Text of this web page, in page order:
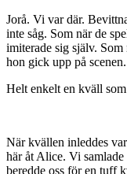
Jorå. Vi var där.
inte såg. Som när de
imiterade sig själv.
hon gick upp på scenen.
Helt enkelt en kväll
När kvällen inleddes
här åt Alice. Vi
beredde oss för en tuff